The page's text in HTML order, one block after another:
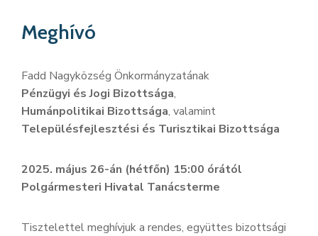
Meghívó
Fadd Nagyközség Önkormányzatának
Pénzügyi és Jogi Bizottsága,
Humánpolitikai Bizottsága, valamint
Településfejlesztési és Turisztikai Bizottsága
2025. május 26-án (hétfőn) 15:00 órától
Polgármesteri Hivatal Tanácsterme
Tisztelettel meghívjuk a rendes, együttes bizottsági